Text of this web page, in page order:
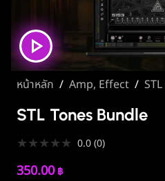
หน้าหลัก / Amp, Effect /
STL Tones Bundle
★★★★★ 0.0(0)
350.00 ฿